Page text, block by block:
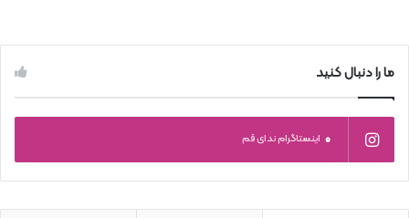
ما را دنبال کنید
0 اینستاگرام ندای قم